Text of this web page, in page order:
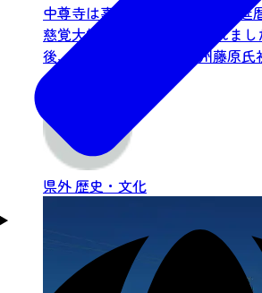
中尊寺は嘉祥3年(850)、比叡山延
慈覚大師円仁によって開かれまし
後、12世紀のはじめに奥州藤原氏
によって大規模な堂...
県外 歴史・文化